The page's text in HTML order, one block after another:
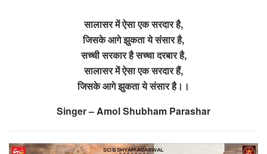
सालासर में ऐसा एक सरदार है,
जिसके आगे झुकता ये संसार है,
सच्ची सरकार है सच्चा दरबार है,
सालासर में ऐसा एक सरदार हैं,
जिसके आगे झुकता ये संसार है।।
Singer – Amol Shubham Parashar